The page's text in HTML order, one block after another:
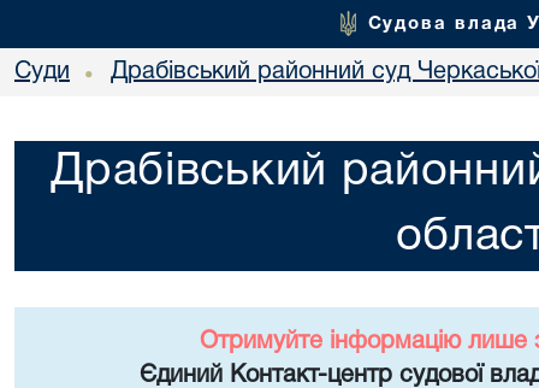
Судова влада
Суди • Драбівський районний суд
Драбівський
Отримуйте інформацію лише
Єдиний Контакт-центр судової